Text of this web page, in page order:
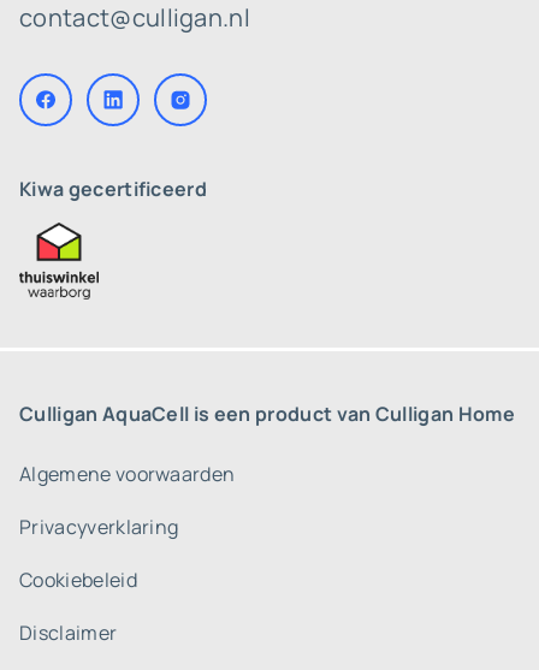
contact@culligan.nl
Kiwa gecertificeerd
Culligan AquaCell is een product van Culligan Home
Algemene voorwaarden
Privacyverklaring
Cookiebeleid
Disclaimer